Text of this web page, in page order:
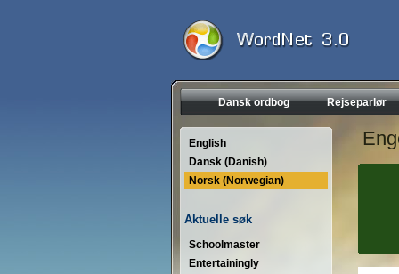
Dansk ordbog Rejseparlør
English
Dansk (Danish)
Norsk (Norwegian)
Aktuelle søk
Schoolmaster
Entertainingly